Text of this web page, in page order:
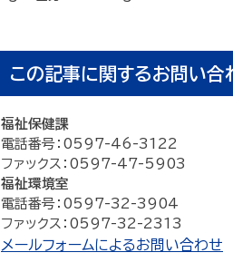
この記事に関するお問い合
福祉保健課
電話番号：0597-46-3122
ファックス：0597-47-5903
福祉環境室
電話番号：0597-32-3904
ファックス：0597-32-2313
メールフォームによるお問い合わせ